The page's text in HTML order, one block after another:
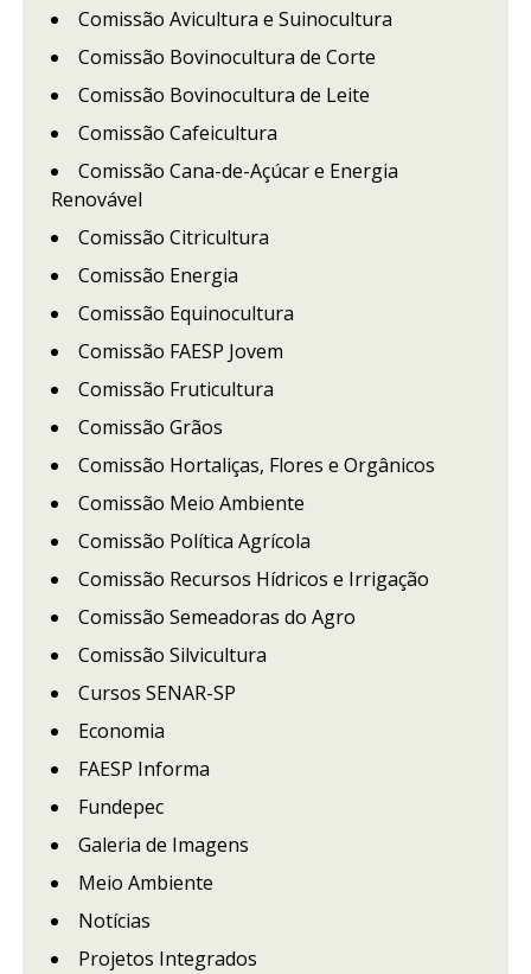
Comissão Avicultura e Suinocultura
Comissão Bovinocultura de Corte
Comissão Bovinocultura de Leite
Comissão Cafeicultura
Comissão Cana-de-Açúcar e Energia
Renovável
Comissão Citricultura
Comissão Energia
Comissão Equinocultura
Comissão FAESP Jovem
Comissão Fruticultura
Comissão Grãos
Comissão Hortaliças, Flores e Orgânicos
Comissão Meio Ambiente
Comissão Política Agrícola
Comissão Recursos Hídricos e Irrigação
Comissão Semeadoras do Agro
Comissão Silvicultura
Cursos SENAR-SP
Economia
FAESP Informa
Fundepec
Galeria de Imagens
Meio Ambiente
Notícias
Projetos Integrados